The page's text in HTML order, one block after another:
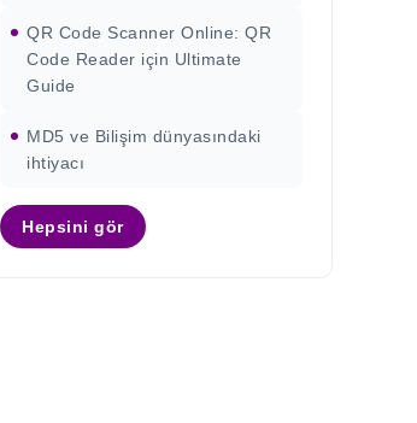
QR Code Scanner Online: QR
Code Reader için Ultimate
Guide
MD5 ve Bilişim dünyasındaki
ihtiyacı
Hepsini gör